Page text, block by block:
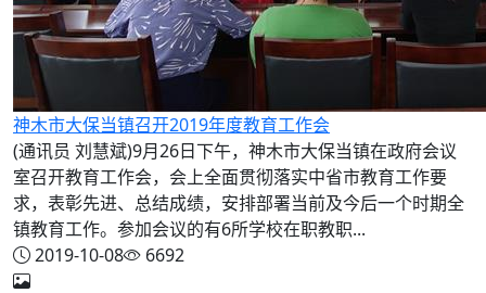
神木市大保当镇召开2019年度教育工作会
(通讯员 刘慧斌)9月26日下午，神木市大保当镇在政府会议
室召开教育工作会，会上全面贯彻落实中省市教育工作要
求，表彰先进、总结成绩，安排部署当前及今后一个时期全
镇教育工作。参加会议的有6所学校在职教职...
2019-10-08
6692